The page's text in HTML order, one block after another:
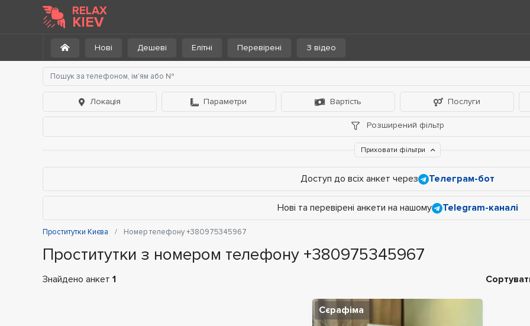
RELAX
KIEV
Нові Дешеві Елітні Перевірені З відео
Локація Параметри Вартість Послуги
Розширений фільтр
Приховати фільтри
Доступ до всіх анкет через Телеграм-бот
Нові та перевірені анкети на нашому Telegram-каналі
Проститутки Києва Номер телефону +380975345967
Проститутки з номером телефону +380975345967
Знайдено анкет 1
Сєрафіма